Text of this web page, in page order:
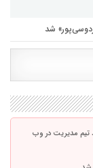
شد
تیم مدیریت در وب